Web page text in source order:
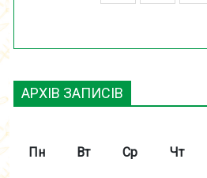
АРХІВ ЗАПИСІВ
Пн Вт Ср Чт